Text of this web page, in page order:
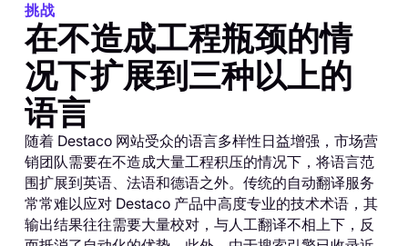
挑战
在不造成工程瓶颈的情
况下扩展到三种以上的
语言
随着 Destaco 网站受众的语言多样性日益增强，市场营
销团队需要在不造成大量工程积压的情况下，将语言范
围扩展到英语、法语和德语之外。传统的自动翻译服务
常常难以应对 Destaco 产品中高度专业的技术术语，其
输出结果往往需要大量校对，与人工翻译不相上下，反